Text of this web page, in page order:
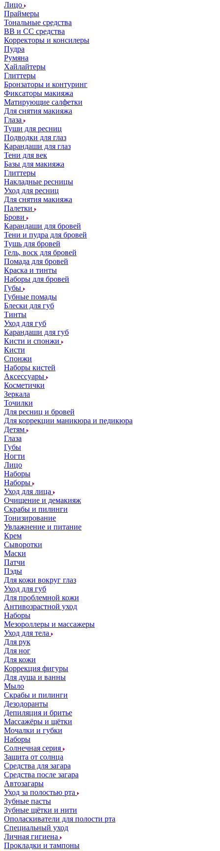
Лицо
Праймеры
Тональные средства
ВВ и СС средства
Корректоры и консилеры
Пудра
Румяна
Хайлайтеры
Глиттеры
Бронзаторы и контуринг
Фиксаторы макияжа
Матирующие салфетки
Для снятия макияжа
Глаза
Туши для ресниц
Подводки для глаз
Карандаши для глаз
Тени для век
Базы для макияжа
Глиттеры
Накладные ресницы
Уход для ресниц
Для снятия макияжа
Палетки
Брови
Карандаши для бровей
Тени и пудра для бровей
Тушь для бровей
Гель, воск для бровей
Помада для бровей
Краска и тинты
Наборы для бровей
Губы
Губные помады
Блески для губ
Тинты
Уход для губ
Карандаши для губ
Кисти и спонжи
Кисти
Спонжи
Наборы кистей
Аксессуары
Косметички
Зеркала
Точилки
Для ресниц и бровей
Для коррекции маникюра и педикюра
Детям
Глаза
Губы
Ногти
Лицо
Наборы
Наборы
Уход для лица
Очищение и демакияж
Скрабы и пилинги
Тонизирование
Увлажнение и питание
Крем
Сыворотки
Маски
Патчи
Пэды
Для кожи вокруг глаз
Уход для губ
Для проблемной кожи
Антивозрастной уход
Наборы
Мезороллеры и массажеры
Уход для тела
Для рук
Для ног
Для кожи
Коррекция фигуры
Для душа и ванны
Мыло
Скрабы и пилинги
Дезодоранты
Депиляция и бритье
Массажёры и щётки
Мочалки и губки
Наборы
Солнечная серия
Защита от солнца
Средства для загара
Средства после загара
Автозагары
Уход за полостью рта
Зубные пасты
Зубные щётки и нити
Ополаскиватели для полости рта
Специальный уход
Личная гигиена
Прокладки и тампоны